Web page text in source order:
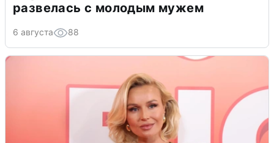
развелась с молодым мужем
6 августа 88